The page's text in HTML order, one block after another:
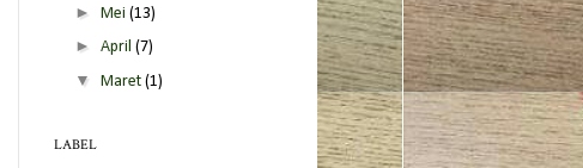
► Mei (13)
► April (7)
▼ Maret (1)
►
LABEL